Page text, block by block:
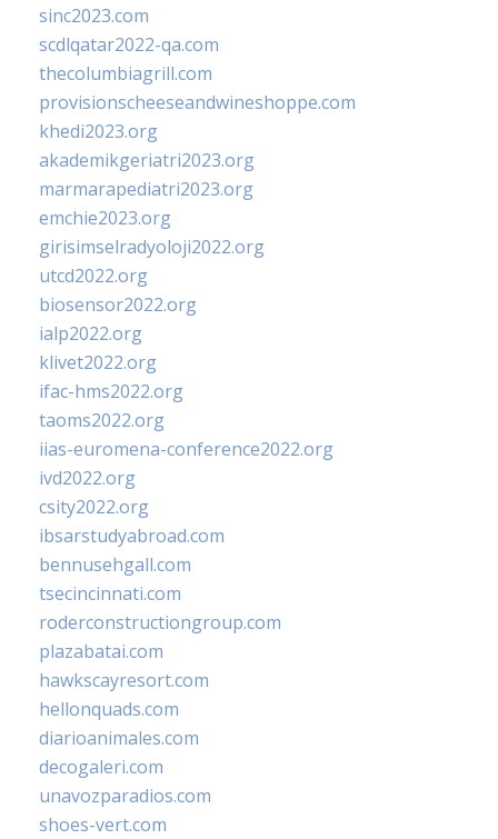
sinc2023.com
scdlqatar2022-qa.com
thecolumbiagrill.com
provisionscheeseandwineshoppe.com
khedi2023.org
akademikgeriatri2023.org
marmarapediatri2023.org
emchie2023.org
girisimselradyoloji2022.org
utcd2022.org
biosensor2022.org
ialp2022.org
klivet2022.org
ifac-hms2022.org
taoms2022.org
iias-euromena-conference2022.org
ivd2022.org
csity2022.org
ibsarstudyabroad.com
bennusehgall.com
tsecincinnati.com
roderconstructiongroup.com
plazabatai.com
hawkscayresort.com
hellonquads.com
diarioanimales.com
decogaleri.com
unavozparadios.com
shoes-vert.com